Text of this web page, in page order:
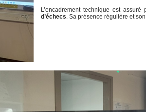
L’encadrement technique est
d’échecs. Sa présence régulière et